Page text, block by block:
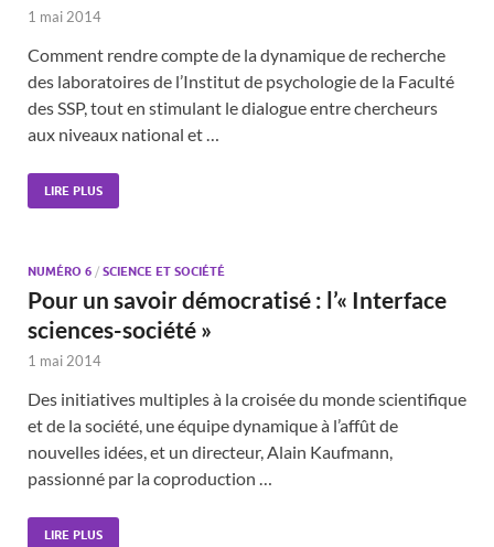
1 mai 2014
Comment rendre compte de la dynamique de recherche
des laboratoires de l’Institut de psychologie de la Faculté
des SSP, tout en stimulant le dialogue entre chercheurs
aux niveaux national et …
LIRE PLUS
NUMÉRO 6 / SCIENCE ET SOCIÉTÉ
Pour un savoir démocratisé : l’« Interface
sciences-société »
1 mai 2014
Des initiatives multiples à la croisée du monde scientifique
et de la société, une équipe dynamique à l’affût de
nouvelles idées, et un directeur, Alain Kaufmann,
passionné par la coproduction …
LIRE PLUS